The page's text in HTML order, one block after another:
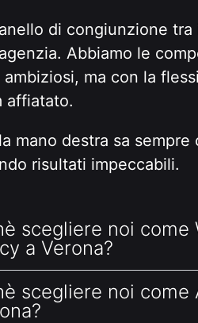
di congiunzione
Abbiamo le
ma con la
affiatato.
mano destra sa sempre
risultati impeccabili.
scegliere noi come
a Verona?
scegliere noi come